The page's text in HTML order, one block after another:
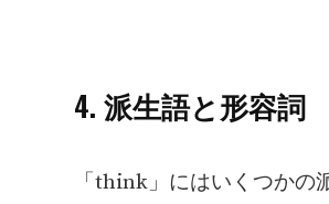
4. 派生語と形容詞
「think」にはいくつかの